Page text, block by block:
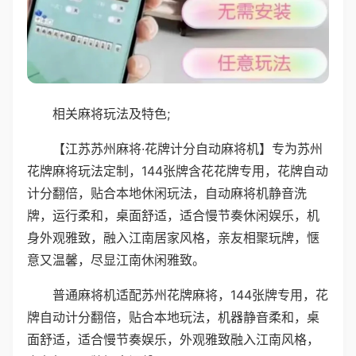
相关麻将玩法及特色;
【江苏苏州麻将·花牌计分自动麻将机】专为苏州
花牌麻将玩法定制，144张牌含花花牌专用，花牌自动
计分翻倍，贴合本地休闲玩法，自动麻将机静音洗
牌，运行柔和，桌面舒适，适合慢节奏休闲娱乐，机
身外观雅致，融入江南居家风格，亲友相聚玩牌，惬
意又温馨，尽显江南休闲雅致。
普通麻将机适配苏州花牌麻将，144张牌专用，花
牌自动计分翻倍，贴合本地玩法，机器静音柔和，桌
面舒适，适合慢节奏娱乐，外观雅致融入江南风格，